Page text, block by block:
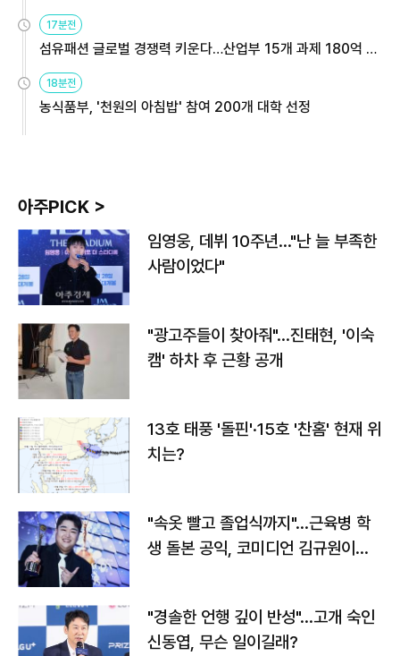
용해야
17분전
섬유패션 글로벌 경쟁력 키운다…산업부 15개 과제 180억 지
원
18분전
농식품부, '천원의 아침밥' 참여 200개 대학 선정
아주PICK >
임영웅, 데뷔 10주년…"난 늘 부족한
사람이었다"
"광고주들이 찾아줘"…진태현, '이숙
캠' 하차 후 근황 공개
13호 태풍 '돌핀'·15호 '찬홈' 현재 위
치는?
"속옷 빨고 졸업식까지"…근육병 학
생 돌본 공익, 코미디언 김규원이었
"경솔한 언행 깊이 반성"…고개 숙인
신동엽, 무슨 일이길래?